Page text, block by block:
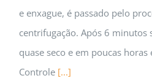
e enxague, é passado pelo
centrifugação. Após 6 minutos
quase seco e em poucas
Controle [...]